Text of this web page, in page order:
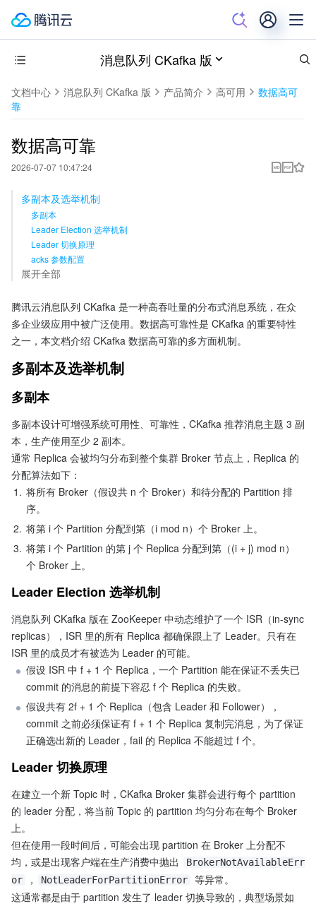
消息队列 CKafka 版
文档中心 消息队列 CKafka 版 产品简介 高可用
数据高可
靠
数据高可靠
2026-07-07 10:47:24
多副本及选举机制
多副本
Leader Election 选举机制
Leader 切换原理
acks 参数配置
展开全部
腾讯云消息队列 CKafka 是一种高吞吐量的分布式消息系统，在众
多企业级应用中被广泛使用。数据高可靠性是 CKafka 的重要特性
之一，本文档介绍 CKafka 数据高可靠的多方面机制。
多副本及选举机制
多副本
多副本设计可增强系统可用性、可靠性，CKafka 推荐消息主题 3 副
本，生产使用至少 2 副本。
通常 Replica 会被均匀分布到整个集群 Broker 节点上，Replica 的
分配算法如下：
1. 将所有 Broker（假设共 n 个 Broker）和待分配的 Partition 排
序。
2. 将第 i 个 Partition 分配到第（i mod n）个 Broker 上。
3. 将第 i 个 Partition 的第 j 个 Replica 分配到第（(i + j) mod n）
个 Broker 上。
Leader Election 选举机制
消息队列 CKafka 版在 ZooKeeper 中动态维护了一个 ISR（in-sync
replicas），ISR 里的所有 Replica 都确保跟上了 Leader。只有在
ISR 里的成员才有被选为 Leader 的可能。
假设 ISR 中 f + 1 个 Replica，一个 Partition 能在保证不丢失已
commit 的消息的前提下容忍 f 个 Replica 的失败。
假设共有 2f + 1 个 Replica（包含 Leader 和 Follower），
commit 之前必须保证有 f + 1 个 Replica 复制完消息，为了保证
正确选出新的 Leader，fail 的 Replica 不能超过 f 个。
Leader 切换原理
在建立一个新 Topic 时，CKafka Broker 集群会进行每个 partition
的 leader 分配，将当前 Topic 的 partition 均匀分布在每个 Broker
上。
但在使用一段时间后，可能会出现 partition 在 Broker 上分配不
均，或是出现客户端在生产消费中抛出
BrokerNotAvailableErr
or
， NotLeaderForPartitionError
等异常。
这通常都是由于 partition 发生了 leader 切换导致的，典型场景如